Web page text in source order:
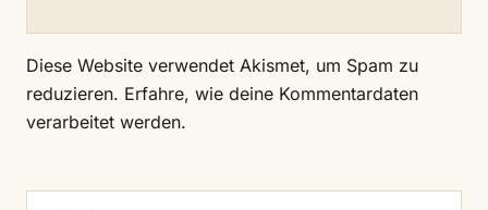
Diese Website verwendet Akismet, um Spam zu
reduzieren. Erfahre, wie deine Kommentardaten
verarbeitet werden.